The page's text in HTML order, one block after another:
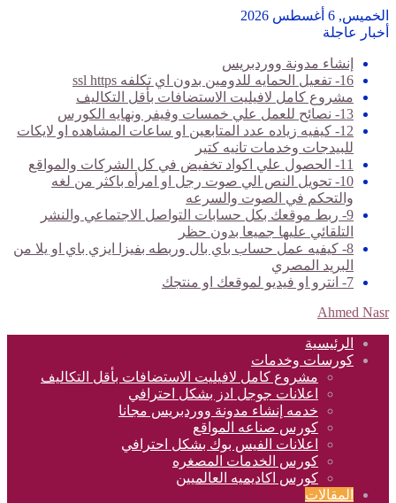
الخميس, 6 أغسطس 2026
أخبار عاجلة
إنشاء مدونة ووردبريس
16- تفعيل الحمايه للدومين بدون اي تكلفه ssl https
مشروع كامل لافيليت الاستضافات بأقل التكاليف
13- نصائح للعمل علي خمسات وفيفر ونهايه الكورس
12- كيفيه زياده عدد المتابعين او ساعات المشاهده او لايكات
للبيدجات وخدمات تانيه كتير
11- الحصول علي اكواد تخفيض في كل الشركات والمواقع
10- تحويل النص الي صوت رجل او امرأه باكثر من لغه
والتحكم في الصوت والسرعه
9- ربط موقعك بكل حسابات التواصل الاجتماعي والنشر
التلقائي عليها جميعا بدون حظر
8- كيفيه عمل حساب باي بال وربطه بفيزا ايزي باي او يلا من
البريد المصري
7- انترو او فيديو لموقعك او منتجك
Ahmed Nasr
الرئيسية
كورسات وخدمات
مشروع كامل لافيليت الاستضافات بأقل التكاليف
اعلانات جوجل ادز بشكل احترافي
خدمه إنشاء مدونة ووردبريس مجانا
كورس صناعه المواقع
اعلانات الفيس بوك بشكل احترافي
كورس الخدمات المصغره
كورس اكاديميه العالميين
المقالات